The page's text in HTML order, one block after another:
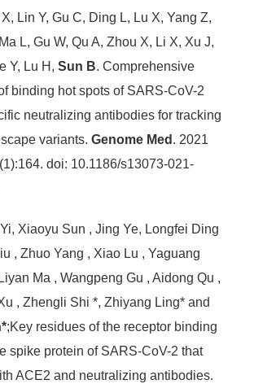
Lin Y, Gu C, Ding L, Lu X, Yang Z,
L, Gu W, Qu A, Zhou X, Li X, Xu J,
Y, Lu H,Sun B. Comprehensive
binding hot spots of SARS-CoV-2
neutralizing antibodies for tracking
variants.Genome Med . 2021
doi: 10.1186/s13073-021-
Xiaoyu Sun , Jing Ye, Longfei Ding
, Zhuo Yang , Xiao Lu , Yaguang
Ma , Wangpeng Gu , Aidong Qu ,
, Zhengli Shi *, Zhiyang Ling* and
;Key residues of the receptor binding
spike protein of SARS-CoV-2 that
ACE2 and neutralizing antibodies.